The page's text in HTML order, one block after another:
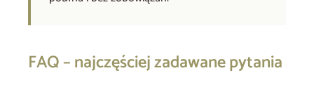
FAQ – najczęściej zadawane pytania